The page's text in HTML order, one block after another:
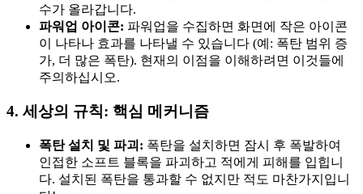
수가 올라갑니다.
파워업 아이콘: 파워업을 수집하면 화면에 작은 아이콘
이 나타나 효과를 나타낼 수 있습니다 (예: 폭탄 범위 증
가, 더 많은 폭탄). 현재의 이점을 이해하려면 이것들에
주의하십시오.
4. 세상의 규칙: 핵심 메커니즘
폭탄 설치 및 파괴: 폭탄을 설치하면 잠시 후 폭발하여
인접한 소프트 블록을 파괴하고 적에게 피해를 입힙니
다. 설치된 폭탄을 통과할 수 없지만 적도 마찬가지입니